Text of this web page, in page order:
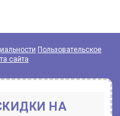
Пользовательское
сайта
НА